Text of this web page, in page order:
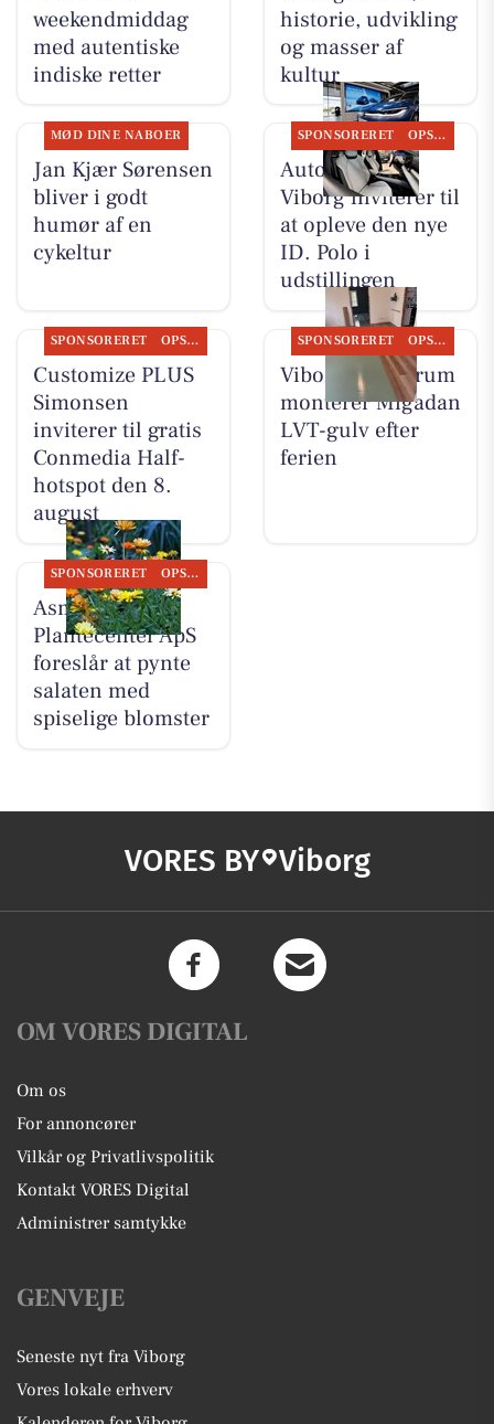
weekendmiddag
med autentiske
indiske retter
historie, udvikling
og masser af
kultur
MØD DINE NABOER
Jan Kjær Sørensen
bliver i godt
humør af en
cykeltur
SPONSORERET OPSLAGSTAVLEN
Autocentralen
Viborg inviterer til
at opleve den nye
ID. Polo i
udstillingen
SPONSORERET OPSLAGSTAVLEN
Customize PLUS
Simonsen
inviterer til gratis
Conmedia Half-
hotspot den 8.
august
SPONSORERET OPSLAGSTAVLEN
Viborg Gulvforum
monterer Migadan
LVT-gulv efter
ferien
SPONSORERET OPSLAGSTAVLEN
Asmild
Plantecenter ApS
foreslår at pynte
salaten med
spiselige blomster
VORES BY Viborg
OM VORES DIGITAL
Om os
For annoncører
Vilkår og Privatlivspolitik
Kontakt VORES Digital
Administrer samtykke
GENVEJE
Seneste nyt fra Viborg
Vores lokale erhverv